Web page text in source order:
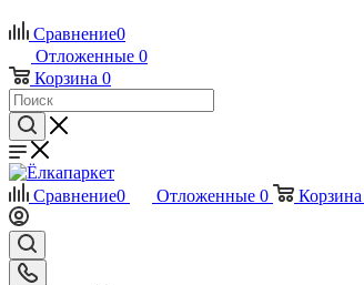
Сравнение0
Отложенные 0
Корзина 0
Сравнение0 Отложенные 0 Корзина